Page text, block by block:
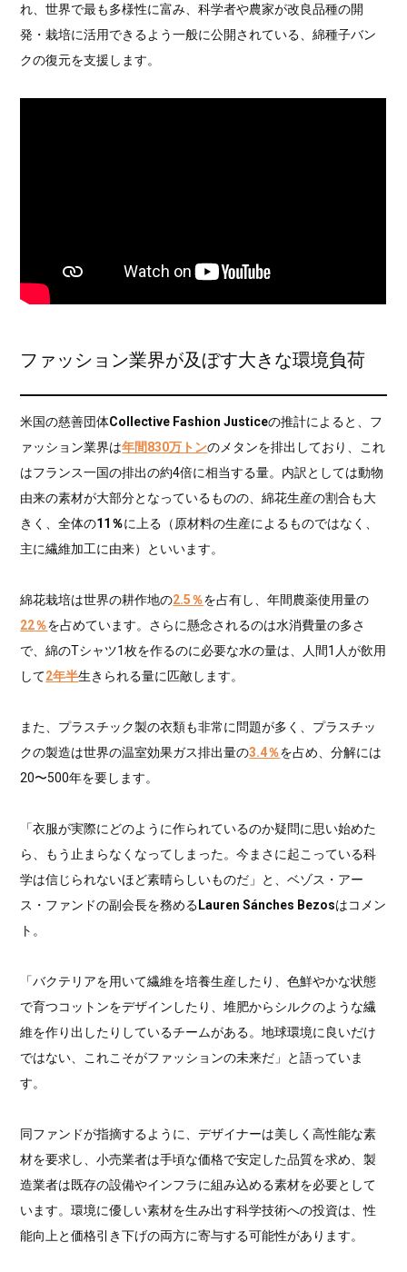
れ、世界で最も多様性に富み、科学者や農家が改良品種の開
発・栽培に活用できるよう一般に公開されている、綿種子バン
クの復元を支援します。
ファッション業界が及ぼす大きな環境負荷
米国の慈善団体Collective Fashion Justiceの推計によると、フ
ァッション業界は年間830万トンのメタンを排出しており、これ
はフランス一国の排出の約4倍に相当する量。内訳としては動物
由来の素材が大部分となっているものの、綿花生産の割合も大
きく、全体の11％に上る（原材料の生産によるものではなく、
主に繊維加工に由来）といいます。
綿花栽培は世界の耕作地の2.5％を占有し、年間農薬使用量の
22％を占めています。さらに懸念されるのは水消費量の多さ
で、綿のTシャツ1枚を作るのに必要な水の量は、人間1人が飲用
して2年半生きられる量に匹敵します。
また、プラスチック製の衣類も非常に問題が多く、プラスチッ
クの製造は世界の温室効果ガス排出量の3.4％を占め、分解には
20〜500年を要します。
「衣服が実際にどのように作られているのか疑問に思い始めた
ら、もう止まらなくなってしまった。今まさに起こっている科
学は信じられないほど素晴らしいものだ」と、ベゾス・アー
ス・ファンドの副会長を務める Lauren Sánches Bezosはコメン
ト。
「バクテリアを用いて繊維を培養生産したり、色鮮やかな状態
で育つコットンをデザインしたり、堆肥からシルクのような繊
維を作り出したりしているチームがある。地球環境に良いだけ
ではない、これこそがファッションの未来だ」と語っていま
す。
同ファンドが指摘するように、デザイナーは美しく高性能な素
材を要求し、小売業者は手頃な価格で安定した品質を求め、製
造業者は既存の設備やインフラに組み込める素材を必要として
います。環境に優しい素材を生み出す科学技術への投資は、性
能向上と価格引き下げの両方に寄与する可能性があります。